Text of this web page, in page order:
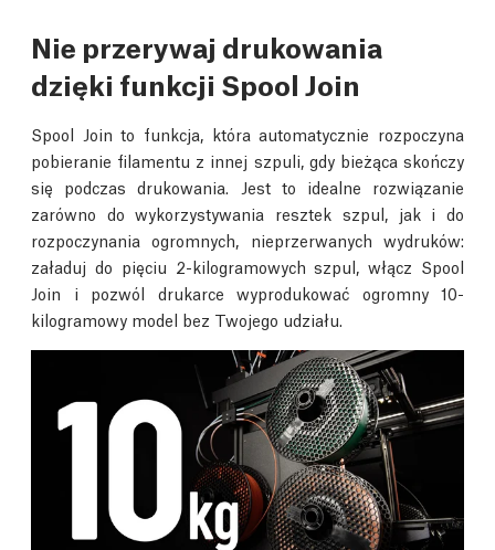
Nie przerywaj drukowania
dzięki funkcji Spool Join
Spool Join to funkcja, która automatycznie rozpoczyna
pobieranie filamentu z innej szpuli, gdy bieżąca skończy
się podczas drukowania. Jest to idealne rozwiązanie
zarówno do wykorzystywania resztek szpul, jak i do
rozpoczynania ogromnych, nieprzerwanych wydruków:
załaduj do pięciu 2-kilogramowych szpul, włącz Spool
Join i pozwól drukarce wyprodukować ogromny 10-
kilogramowy model bez Twojego udziału.